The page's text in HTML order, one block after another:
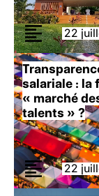
22
salariale : la
« marché
talents » ?
22